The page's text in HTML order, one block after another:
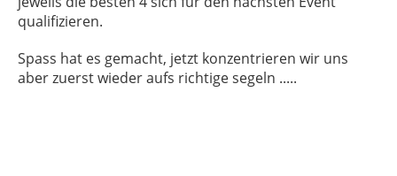
qualifizieren.
Spass hat es gemacht, jetzt konzentrieren wir uns
aber zuerst wieder aufs richtige segeln .....